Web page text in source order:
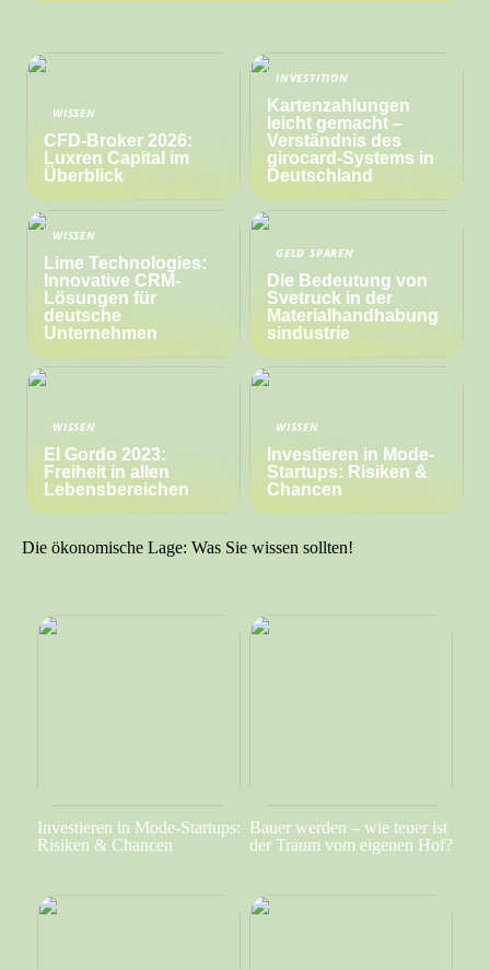
WISSEN
CFD-Broker 2026:
Luxren Capital im
Überblick
INVESTITION
Kartenzahlungen
leicht gemacht –
Verständnis des
girocard-Systems in
Deutschland
WISSEN
Lime Technologies:
Innovative CRM-
Lösungen für
deutsche
Unternehmen
GELD SPAREN
Die Bedeutung von
Svetruck in der
Materialhandhabung
sindustrie
WISSEN
El Gordo 2023:
Freiheit in allen
Lebensbereichen
WISSEN
Investieren in Mode-
Startups: Risiken &
Chancen
Die ökonomische Lage: Was Sie wissen sollten!
Investieren in Mode-Startups:
Risiken & Chancen
Bauer werden – wie teuer ist
der Traum vom eigenen Hof?